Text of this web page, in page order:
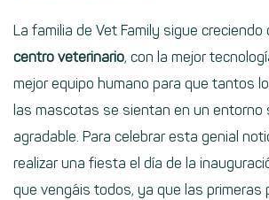
La familia de Vet Family sigue creciendo
centro veterinario, con la mejor
mejor equipo humano para que tantos
las mascotas se sientan en un entorno
agradable. Para celebrar esta genial
realizar una fiesta el día de la
que vengáis todos, ya que las primeras